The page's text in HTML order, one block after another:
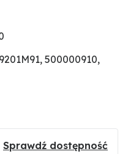
500000910,
Sprawdź dostępność